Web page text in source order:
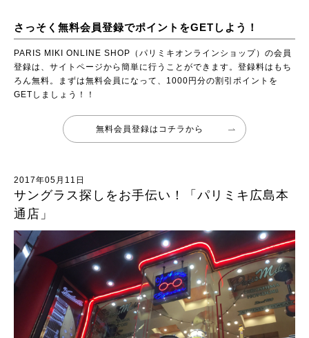
さっそく無料会員登録でポイントをGETしよう！
PARIS MIKI ONLINE SHOP（パリミキオンラインショップ）の会員
登録は、サイトページから簡単に行うことができます。登録料はもち
ろん無料。まずは無料会員になって、1000円分の割引ポイントを
GETしましょう！！
無料会員登録はコチラから
2017年05月11日
サングラス探しをお手伝い！「パリミキ広島本
通店」